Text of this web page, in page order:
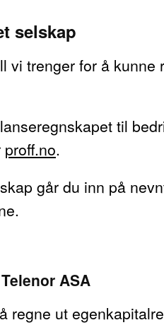
selskap
vi trenger for å kunne
til
proff.no.
går du inn på
ASA
regne ut